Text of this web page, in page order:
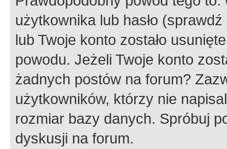
użytkownika lub hasło
lub Twoje konto zostało
powodu. Jeżeli Twoje konto
żadnych postów na forum?
użytkowników, którzy nie
rozmiar bazy danych. Spróbuj
dyskusji na forum.